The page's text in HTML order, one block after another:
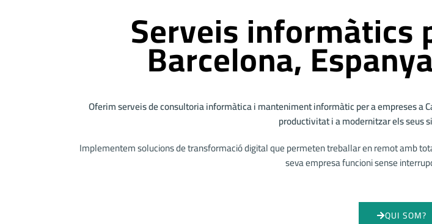
Serveis informàtics
Barcelona,
Oferim serveis de consultoria informàtica i manteniment informàtic per a empreses a
productivitat i a modernitzar els seus
Implementem solucions de transformació digital que permeten treballar en remot amb
seva empresa funcioni sense
QUI SOM?